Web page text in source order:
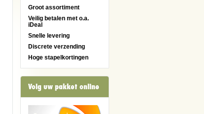
Groot assortiment
Veilig betalen met o.a.
iDeal
Snelle levering
Discrete verzending
Hoge stapelkortingen
Volg uw pakket online